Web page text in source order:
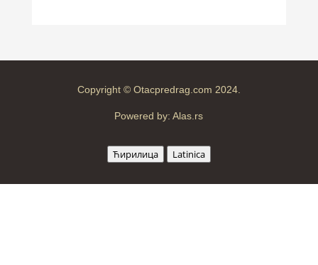
Copyright © Otacpredrag.com 2024.
Powered by:Alas.rs
Ћирилица Latinica